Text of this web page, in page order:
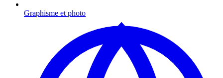
Graphisme et photo